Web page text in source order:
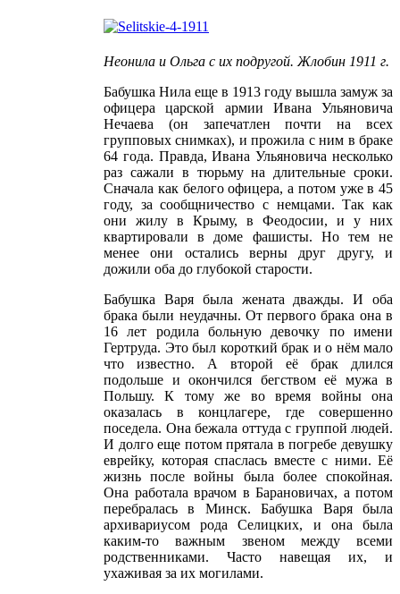
Неонила и Ольга с их подругой. Жлобин 1911 г.
Бабушка Нила еще в 1913 году вышла замуж за
офицера царской армии Ивана Ульяновича
Нечаева (он запечатлен почти на всех
групповых снимках), и прожила с ним в браке
64 года. Правда, Ивана Ульяновича несколько
раз сажали в тюрьму на длительные сроки.
Сначала как белого офицера, а потом уже в 45
году, за сообщничество с немцами. Так как
они жилу в Крыму, в Феодосии, и у них
квартировали в доме фашисты. Но тем не
менее они остались верны друг другу, и
дожили оба до глубокой старости.
Бабушка Варя была жената дважды. И оба
брака были неудачны. От первого брака она в
16 лет родила больную девочку по имени
Гертруда. Это был короткий брак и о нём мало
что известно. А второй её брак длился
подольше и окончился бегством её мужа в
Польшу. К тому же во время войны она
оказалась в концлагере, где совершенно
поседела. Она бежала оттуда с группой людей.
И долго еще потом прятала в погребе девушку
еврейку, которая спаслась вместе с ними. Её
жизнь после войны была более спокойная.
Она работала врачом в Барановичах, а потом
перебралась в Минск. Бабушка Варя была
архивариусом рода Селицких, и она была
каким-то важным звеном между всеми
родственниками. Часто навещая их, и
ухаживая за их могилами.